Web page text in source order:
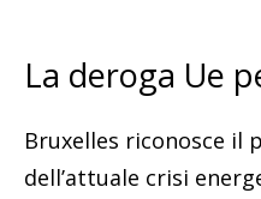
La deroga Ue
Bruxelles riconosce il
dell’attuale crisi